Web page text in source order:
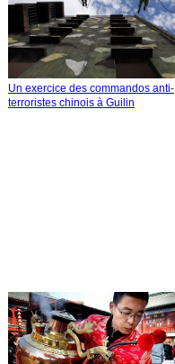
Un exercice des commandos anti-
terroristes chinois à Guilin